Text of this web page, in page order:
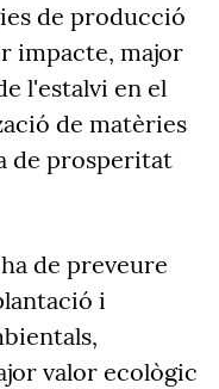
de producció
impacte, major
l'estalvi en el
de matèries
de prosperitat
ha de preveure
i
valor ecològic